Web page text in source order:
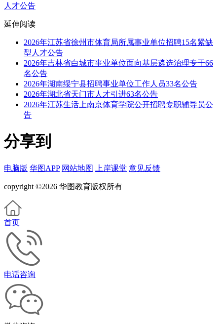
人才公告
延伸阅读
2026年江苏省徐州市体育局所属事业单位招聘15名紧缺
型人才公告
2026年吉林省白城市事业单位面向基层遴选治理专干66
名公告
2026年湖南绥宁县招聘事业单位工作人员33名公告
2026年湖北省天门市人才引进63名公告
2026年江苏生活上南京体育学院公开招聘专职辅导员公
告
分享到
电脑版 华图APP 网站地图 上岸课堂 意见反馈
copyright ©2026 华图教育版权所有
首页
电话咨询